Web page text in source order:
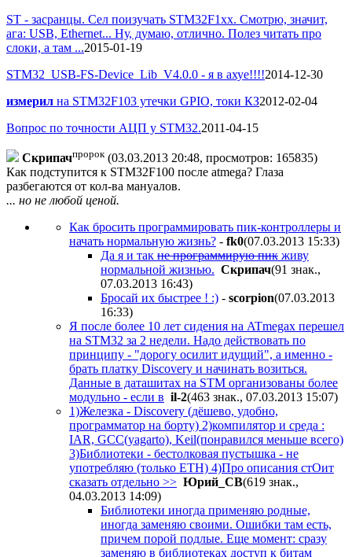
ST - засранцы. Сел поизучать STM32F1xx. Смотрю, значит,
ага: USB, Ethernet... Ну, думаю, отлично. Полез читать про
слоки, а там ...2015-01-19
STM32_USB-FS-Device_Lib_V4.0.0 - я в ахуе!!!!2014-12-30
измерил на STM32F103 утечки GPIO, токи КЗ2012-02-04
Вопрос по точности АЦП у STM32.2011-04-15
Скрипачпророк (03.03.2013 20:48, просмотров: 165835)
Как подступится к STM32F100 после atmega? Глаза
разбегаются от кол-ва мануалов.
... но не любой ценой.
Как бросить программировать пик-контроллеры и
начать нормальную жизнь? - fk0(07.03.2013 15:33)
Да я и так не программирую пик живу
нормальной жизнью. Скрипач(91 знак.,
07.03.2013 16:43)
Бросай их быстрее ! :) - scorpion(07.03.2013
16:33)
Я после более 10 лет сидения на ATmegaх перешел
на STM32 за 2 недели. Надо действовать по
принципу - "дорогу осилит идущий", а именно -
брать платку Discovery и начинать возиться.
Данные в даташитах на STM организованы более
модульно - если в il-2(463 знак., 07.03.2013 15:07)
1)Железка - Discovery (дёшево, удобно,
программатор на борту) 2)компилятор и среда :
IAR, GCC(yagarto), Keil(понравился меньше всего)
3)Библиотеки - бестолковая пустышка - не
употребляю (только ETH) 4)Про описания стОит
сказать отдельно >> Юрий_СВ(619 знак.,
04.03.2013 14:09)
Библиотеки иногда применяю родные,
иногда заменяю своими. Ошибки там есть,
причем порой подлые. Еще момент: сразу
заменяю в библиотеках доступ к битам